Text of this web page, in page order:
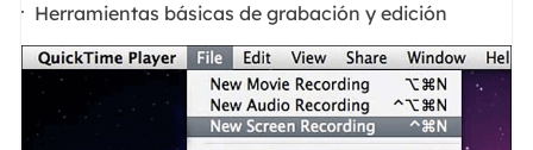
Herramientas básicas de grabación y edición